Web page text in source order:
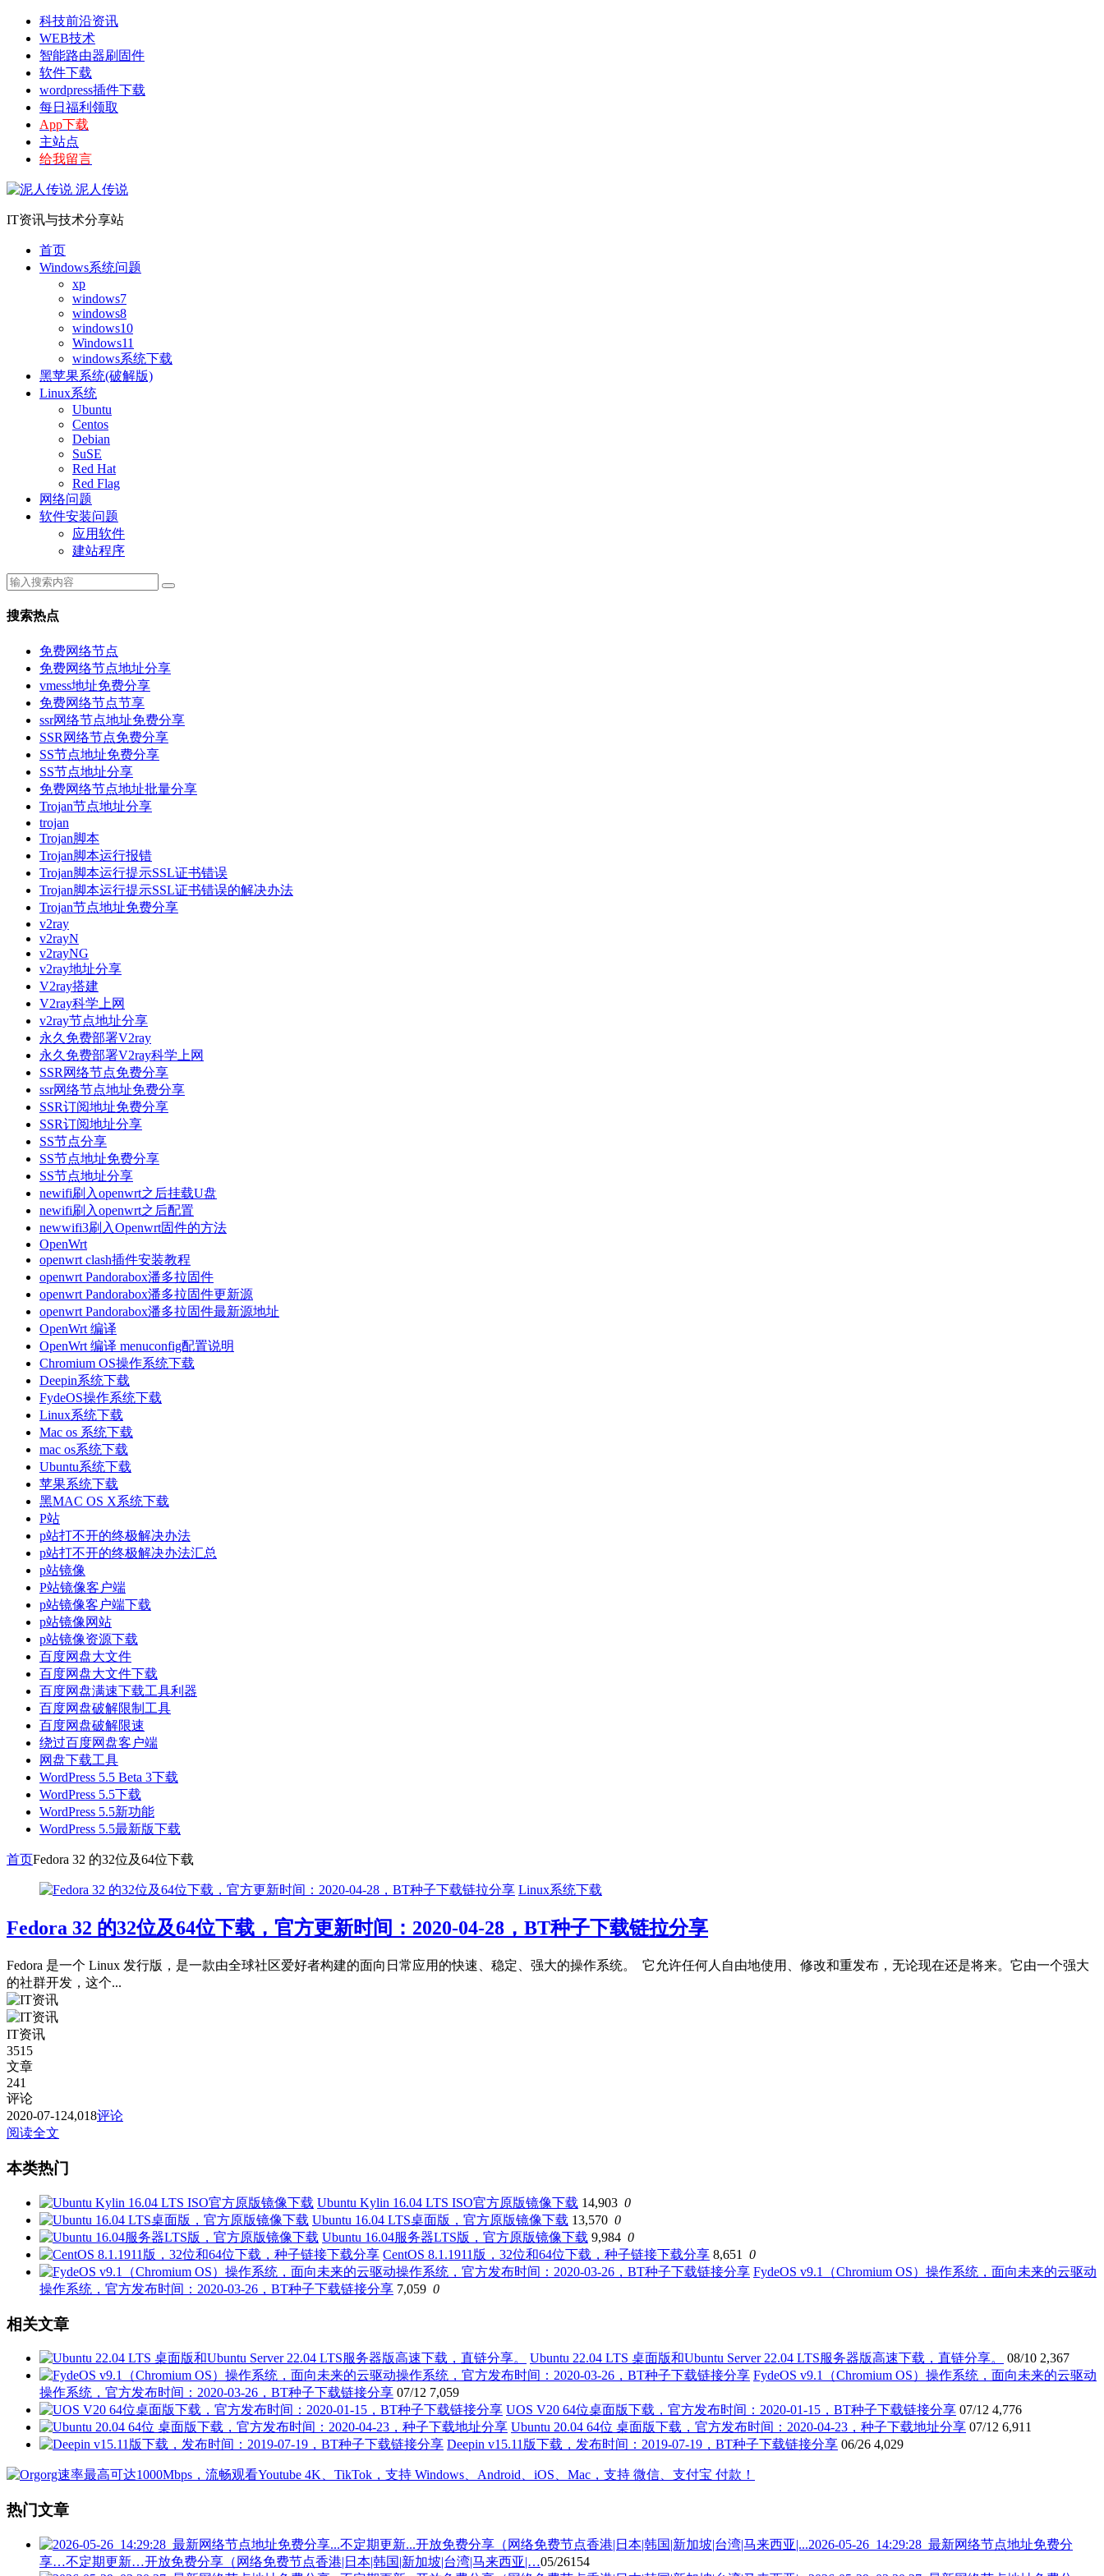
科技前沿资讯
WEB技术
智能路由器刷固件
软件下载
wordpress插件下载
每日福利领取
App下载
主站点
给我留言
泥人传说
IT资讯与技术分享站
首页
Windows系统问题
xp
windows7
windows8
windows10
Windows11
windows系统下载
黑苹果系统(破解版)
Linux系统
Ubuntu
Centos
Debian
SuSE
Red Hat
Red Flag
网络问题
软件安装问题
应用软件
建站程序
搜索热点
免费网络节点
免费网络节点地址分享
vmess地址免费分享
免费网络节点节享
ssr网络节点地址免费分享
SSR网络节点免费分享
SS节点地址免费分享
SS节点地址分享
免费网络节点地址批量分享
Trojan节点地址分享
trojan
Trojan脚本
Trojan脚本运行报错
Trojan脚本运行提示SSL证书错误
Trojan脚本运行提示SSL证书错误的解决办法
Trojan节点地址免费分享
v2ray
v2rayN
v2rayNG
v2ray地址分享
V2ray搭建
V2ray科学上网
v2ray节点地址分享
永久免费部署V2ray
永久免费部署V2ray科学上网
SSR网络节点免费分享
ssr网络节点地址免费分享
SSR订阅地址免费分享
SSR订阅地址分享
SS节点分享
SS节点地址免费分享
SS节点地址分享
newifi刷入openwrt之后挂载U盘
newifi刷入openwrt之后配置
newwifi3刷入Openwrt固件的方法
OpenWrt
openwrt clash插件安装教程
openwrt Pandorabox潘多拉固件
openwrt Pandorabox潘多拉固件更新源
openwrt Pandorabox潘多拉固件最新源地址
OpenWrt 编译
OpenWrt 编译 menuconfig配置说明
Chromium OS操作系统下载
Deepin系统下载
FydeOS操作系统下载
Linux系统下载
Mac os 系统下载
mac os系统下载
Ubuntu系统下载
苹果系统下载
黑MAC OS X系统下载
P站
p站打不开的终极解决办法
p站打不开的终极解决办法汇总
p站镜像
P站镜像客户端
p站镜像客户端下载
p站镜像网站
p站镜像资源下载
百度网盘大文件
百度网盘大文件下载
百度网盘满速下载工具利器
百度网盘破解限制工具
百度网盘破解限速
绕过百度网盘客户端
网盘下载工具
WordPress 5.5 Beta 3下载
WordPress 5.5下载
WordPress 5.5新功能
WordPress 5.5最新版下载
首页Fedora 32 的32位及64位下载
Linux系统下载
Fedora 32 的32位及64位下载，官方更新时间：2020-04-28，BT种子下载链拉分享
Fedora 是一个 Linux 发行版，是一款由全球社区爱好者构建的面向日常应用的快速、稳定、强大的操作系统。 它允许任何人自由地使用、修改和重发布，无论现在还是将来。它由一个强大
的社群开发，这个...
IT资讯
3515
文章
241
评论
2020-07-124,018评论
阅读全文
本类热门
Ubuntu Kylin 16.04 LTS ISO官方原版镜像下载 14,903 0
Ubuntu 16.04 LTS桌面版，官方原版镜像下载 13,570 0
Ubuntu 16.04服务器LTS版，官方原版镜像下载 9,984 0
CentOS 8.1.1911版，32位和64位下载，种子链接下载分享 8,651
0
FydeOS v9.1（Chromium OS）操作系统，面向未来的云驱动
操作系统，官方发布时间：2020-03-26，BT种子下载链接分享 7,059 0
相关文章
Ubuntu 22.04 LTS 桌面版和Ubuntu Server 22.04 LTS服务器版高速下载，直链分享。 08/10 2,367
FydeOS v9.1（Chromium OS）操作系统，面向未来的云驱动
操作系统，官方发布时间：2020-03-26，BT种子下载链接分享 07/12 7,059
UOS V20 64位桌面版下载，官方发布时间：2020-01-15，BT种子下载链接分享 07/12 4,776
Ubuntu 20.04 64位 桌面版下载，官方发布时间：2020-04-23，种子下载地址分享 07/12 6,911
Deepin v15.11版下载，发布时间：2019-07-19，BT种子下载链接分享 06/26 4,029
热门文章
2026-05-26_14:29:28_最新网络节点地址免费分
享…不定期更新…开放免费分享（网络免费节点香港|日本|韩国|新加坡|台湾|马来西亚|…05/26154